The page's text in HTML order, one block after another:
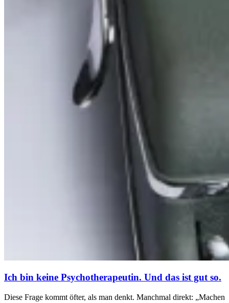
Ich bin keine Psychotherapeutin. Und das ist gut so.
Diese Frage kommt öfter, als man denkt. Manchmal direkt: „Machen